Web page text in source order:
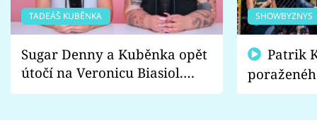
TADEÁŠ KUBĚNKA
Sugar Denny a Kuběnka opět
útočí na Veronicu Biasiol.
Proč je podle nich falešná a
SHOWBYZNYS
fanoušci